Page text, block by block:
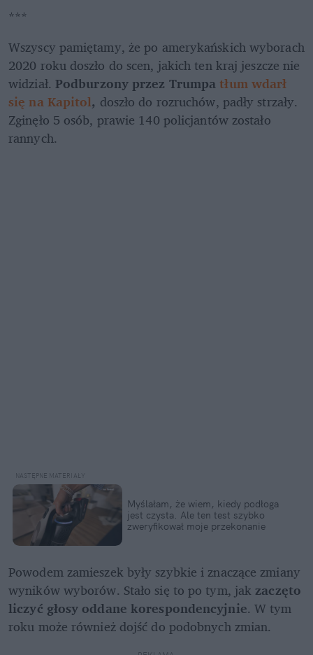
***
Wszyscy pamiętamy, że po amerykańskich wyborach
2020 roku doszło do scen, jakich ten kraj jeszcze nie
widział. Podburzony przez Trumpa tłum wdarł
się na Kapitol, doszło do rozruchów, padły strzały.
Zginęło 5 osób, prawie 140 policjantów zostało
rannych.
Myślałam, że wiem, kiedy podłoga
jest czysta. Ale ten test szybko
zweryfikował moje przekonanie
Powodem zamieszek były szybkie i znaczące zmiany
wyników wyborów. Stało się to po tym, jak zaczęto
liczyć głosy oddane korespondencyjnie. W tym
roku może również dojść do podobnych zmian.